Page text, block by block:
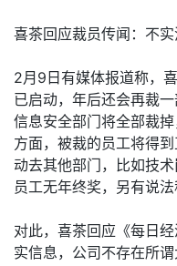
喜茶回应裁员传闻：不
2月9日有媒体报道称，
已启动，年后还会再裁
信息安全部门将全部裁
方面，被裁的员工将得
动去其他部门，比如技
员工无年终奖，另有说法
对此，喜茶回应《每日
实信息，公司不存在所